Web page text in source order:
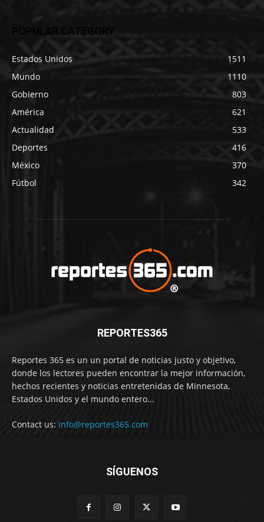
POPULAR CATEGORY
Estados Unidos
1511
Mundo
1110
Gobierno
803
América
621
Actualidad
533
Deportes
416
México
370
Fútbol
342
REPORTES365
Reportes 365 es un un portal de noticias justo y objetivo,
donde los lectores pueden encontrar la mejor información,
hechos recientes y noticias entretenidas de Minnesota,
Estados Unidos y el mundo entero...
Contact us: info@reportes365.com
SÍGUENOS